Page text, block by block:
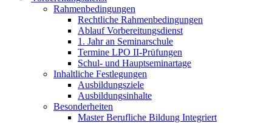
Rahmenbedingungen
Rechtliche Rahmenbedingungen
Ablauf Vorbereitungsdienst
1. Jahr an Seminarschule
Termine LPO II-Prüfungen
Schul- und Hauptseminartage
Inhaltliche Festlegungen
Ausbildungsziele
Ausbildungsinhalte
Besonderheiten
Master Berufliche Bildung Integriert